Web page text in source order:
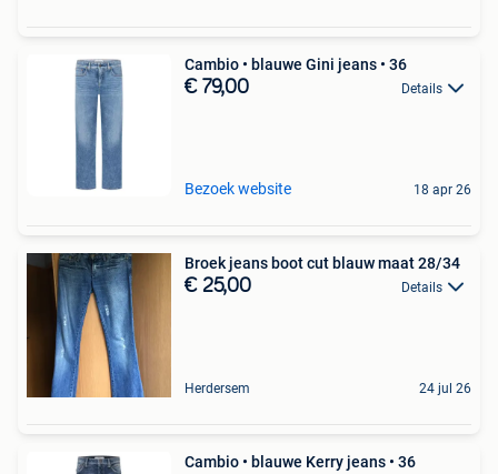
Cambio • blauwe Gini jeans • 36
€ 79,00 Details
Bezoek website 18 apr 26
Broek jeans boot cut blauw maat 28/34
€ 25,00 Details
Herdersem 24 jul 26
Cambio • blauwe Kerry jeans • 36